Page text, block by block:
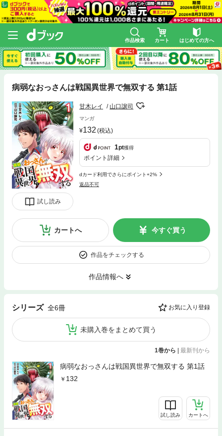
作品検索 カート はじめての方へ
病弱なおっさんは戦国異世界で無双する 第1話
試し読み
甘木レイ 山口譲司
マンガ
132 (税込)
1pt獲得
ポイント詳細
dカード利用でさらにポイント+2%
返品不可
カートへ 今すぐ買う
作品をチェックする
作品情報へ
シリーズ 全6冊 お気に入り登録
未購入巻をまとめて買う
1巻から | 最新刊から
病弱なおっさんは戦国異世界で無双する 第1話
132
試し読み カートへ